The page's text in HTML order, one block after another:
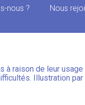
nous ? Nous
raison de leur usage
Illustration par